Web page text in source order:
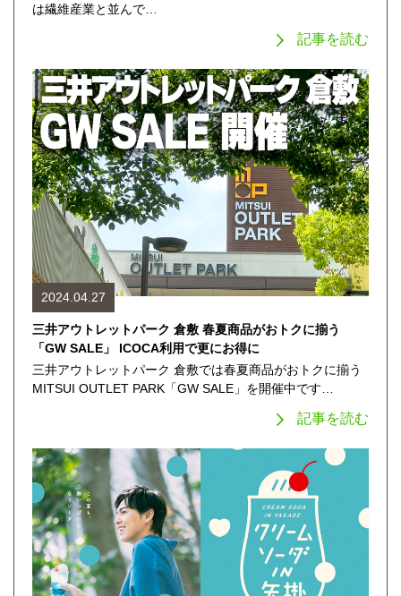
は繊維産業と並んで…
記事を読む
2024.04.27
三井アウトレットパーク 倉敷 春夏商品がおトクに揃う
「GW SALE」 ICOCA利用で更にお得に
三井アウトレットパーク 倉敷では春夏商品がおトクに揃う
MITSUI OUTLET PARK「GW SALE」を開催中です…
記事を読む